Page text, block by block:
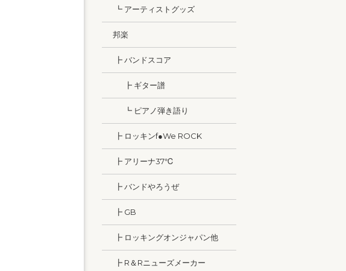
┗ アーティストグッズ
邦楽
┣ バンドスコア
┣ ギター譜
┗ ピアノ弾き語り
┣ ロッキンf●We ROCK
┣ アリーナ37℃
┣ バンドやろうぜ
┣ GB
┣ ロッキングオンジャパン他
┣ R＆Rニューズメーカー